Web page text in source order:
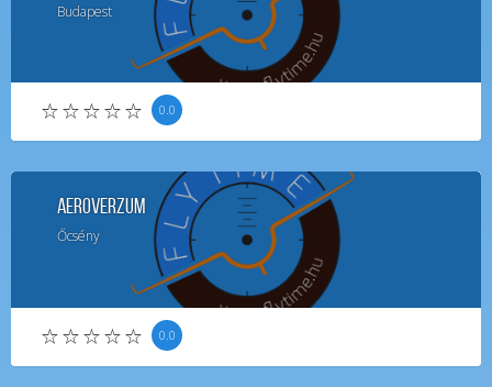
Budapest
0.0
Aeroverzum
Őcsény
0.0